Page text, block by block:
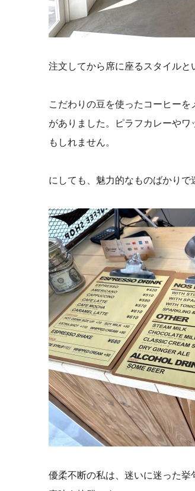
注文してから席に座るスタイルと
こだわりの豆を使ったコーヒー
がありました。ピラフカレーや
もしれません。
にしても、魅力的なものばかりで
優柔不断の私は、迷いに迷った